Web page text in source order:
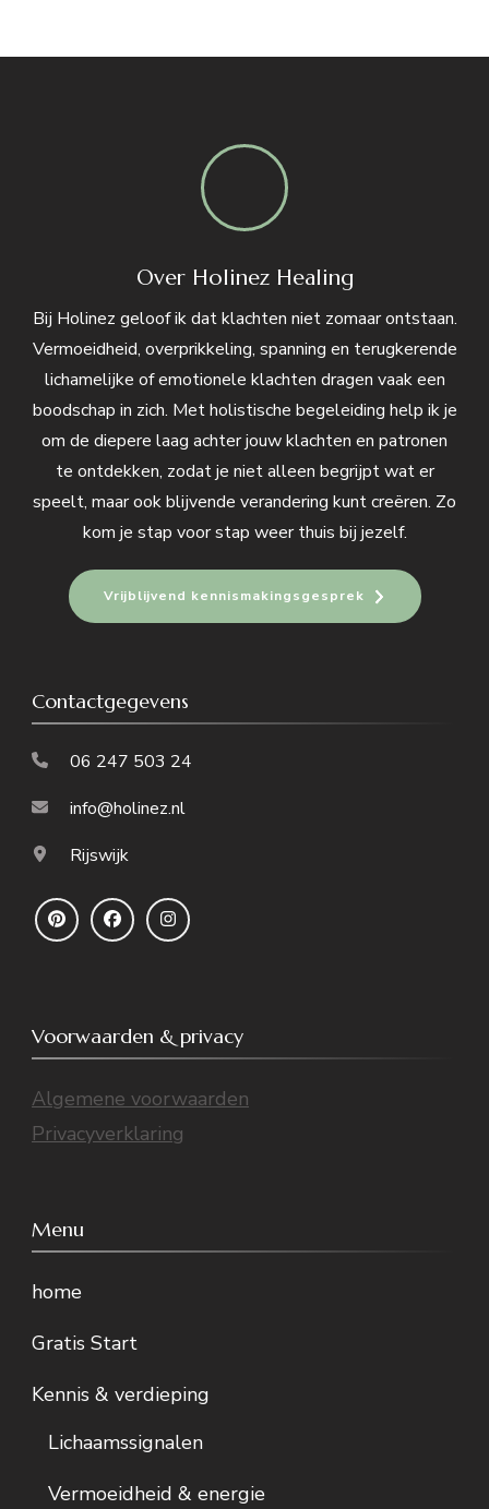
Over Holinez Healing
Bij Holinez geloof ik dat klachten niet zomaar ontstaan.
Vermoeidheid, overprikkeling, spanning en terugkerende
lichamelijke of emotionele klachten dragen vaak een
boodschap in zich. Met holistische begeleiding help ik je
om de diepere laag achter jouw klachten en patronen
te ontdekken, zodat je niet alleen begrijpt wat er
speelt, maar ook blijvende verandering kunt creëren. Zo
kom je stap voor stap weer thuis bij jezelf.
Vrijblijvend kennismakingsgesprek
Contactgegevens
06 247 503 24
info@holinez.nl
Rijswijk
Voorwaarden & privacy
Algemene voorwaarden
Privacyverklaring
Menu
home
Gratis Start
Kennis & verdieping
Lichaamssignalen
Vermoeidheid & energie